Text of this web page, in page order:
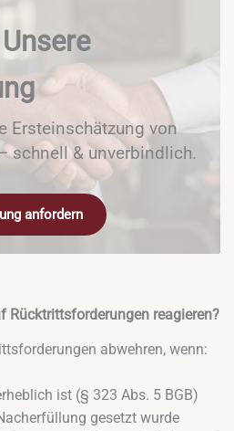
Ersteinschätzung von
schnell & unverbindlich.
anfordern
Rücktrittsforderungen reagieren?
abwehren, wenn:
ist (§ 323 Abs. 5 BGB)
gesetzt wurde